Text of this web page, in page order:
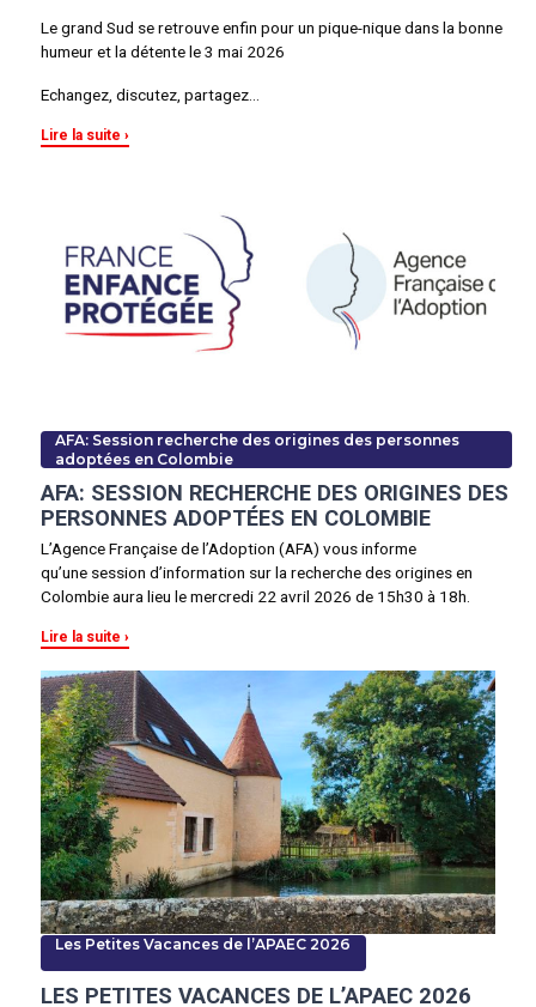
Le grand Sud se retrouve enfin pour un pique-nique dans la bonne
humeur et la détente le 3 mai 2026
Echangez, discutez, partagez…
Lire la suite
AFA: Session recherche des origines des personnes
adoptées en Colombie
AFA: SESSION RECHERCHE DES ORIGINES DES
PERSONNES ADOPTÉES EN COLOMBIE
L’Agence Française de l’Adoption (AFA) vous informe
qu’une session d’information sur la recherche des origines en
Colombie aura lieu le mercredi 22 avril 2026 de 15h30 à 18h.
Lire la suite
Les Petites Vacances de l’APAEC 2026
LES PETITES VACANCES DE L’APAEC 2026